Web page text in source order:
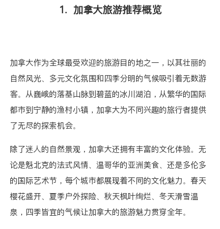
1. 加拿大旅游推荐概览
加拿大作为全球最受欢迎的旅游目的地之一，以其壮丽的
自然风光、多元文化氛围和四季分明的气候吸引着无数游
客。从巍峨的落基山脉到碧蓝的冰川湖泊，从繁华的国际
都市到宁静的渔村小镇，加拿大为不同兴趣的旅行者提供
了无尽的探索机会。
除了迷人的自然景观，加拿大还拥有丰富的文化体验。无
论是魁北克的法式风情、温哥华的亚洲美食、还是多伦多
的国际艺术节，每个城市都展现着不同的文化魅力。春天
樱花盛开、夏季户外探险、秋天枫叶绚烂、冬天滑雪温
泉，四季皆宜的气候让加拿大的旅游魅力贯穿全年。